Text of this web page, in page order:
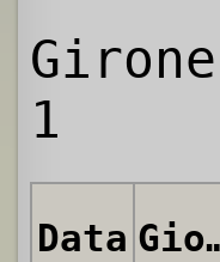
Girone
1
Data